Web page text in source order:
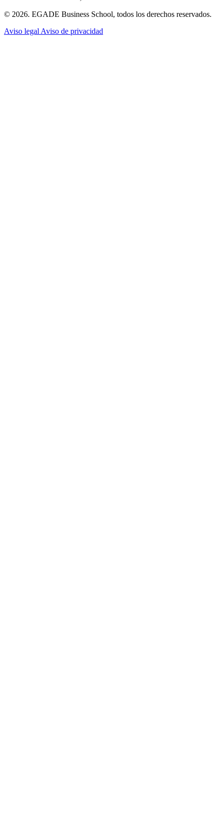
© 2026. EGADE Business School, todos los derechos reservados.
Aviso legalAviso de privacidad